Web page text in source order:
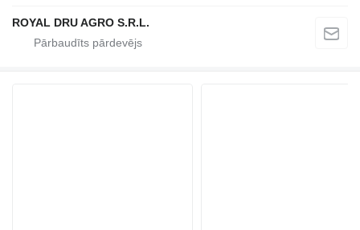
ROYAL DRU AGRO S.R.L.